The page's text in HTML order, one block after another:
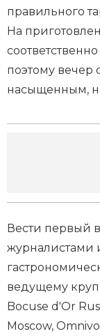
правильного
На
поэтому вечер
насыщенным,
Вести первый
журналистами
ведущему
Bocuse d'Or
Moscow,